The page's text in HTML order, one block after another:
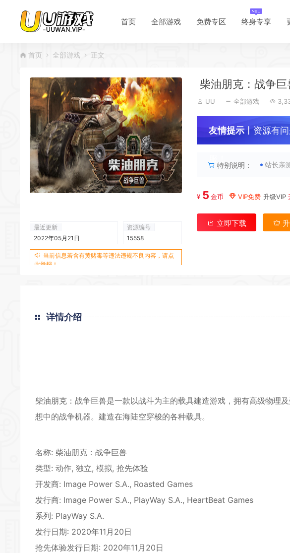
首页 全部游戏 免费专区 终身专享
首页 全部游戏 正文
最近更新
2022年05月21日
资源编号
15558
当前信息若含有黄赌毒等违法违规不良内容，请点
此举报！
柴油朋克：战争巨
UU 全部游戏
友情提示丨资源有
特别说明： 站长亲
¥ 5 金币 VIP免费 升级VIP
立即下载
详情介绍
柴油朋克：战争巨兽是一款以战斗为主的载具建造游戏，拥有高级物理
想中的战争机器。建造在海陆空穿梭的各种载具。
名称: 柴油朋克：战争巨兽
类型: 动作, 独立, 模拟, 抢先体验
开发商: Image Power S.A., Roasted Games
发行商: Image Power S.A., PlayWay S.A., HeartBeat Games
系列: PlayWay S.A.
发行日期: 2020年11月20日
抢先体验发行日期: 2020年11月20日